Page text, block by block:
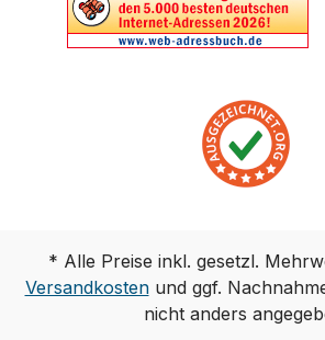
* Alle Preise inkl. gesetzl.
Versandkostenund ggf.
nicht anders